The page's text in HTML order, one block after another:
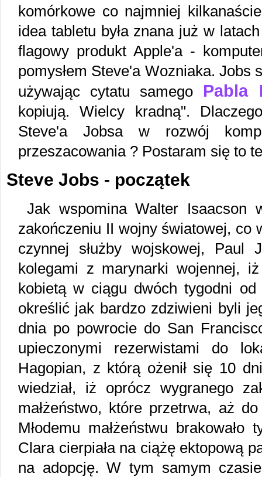
komórkowe co najmniej
idea tabletu była znana już w
flagowy produkt Apple'a -
pomysłem Steve'a Wozniaka. Jobs
używając cytatu samego Pabla
kopiują. Wielcy kradną".
Steve'a Jobsa w rozwój
przeszacowania ? Postaram się to
Steve Jobs - początek
Jak wspomina Walter Isaacson
zakończeniu II wojny światowej, co
czynnej służby wojskowej, Paul
kolegami z marynarki wojennej,
kobietą w ciągu dwóch tygodni
określić jak bardzo zdziwieni byli
dnia po powrocie do San
upieczonymi rezerwistami do
Hagopian, z którą ożenił się 10
wiedział, iż oprócz wygranego
małżeństwo, które przetrwa, aż
Młodemu małżeństwu
Clara cierpiała na ciążę ektopową
na adopcję. W tym samym